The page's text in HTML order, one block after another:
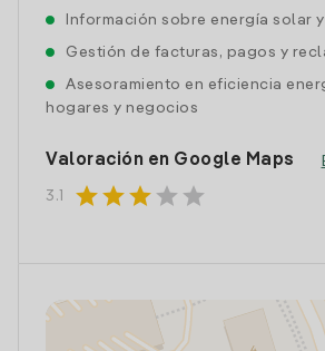
Información sobre energía solar
Gestión de facturas, pagos y
Asesoramiento en eficiencia
hogares y negocios
Valoración en Google Maps
3.1 starstarstar star star